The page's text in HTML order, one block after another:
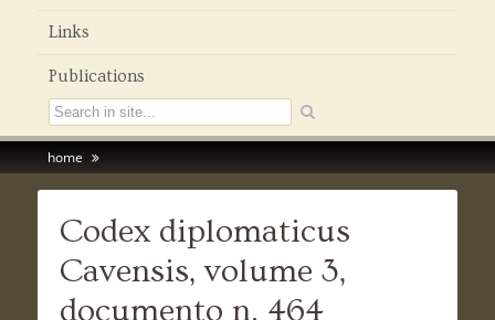
Links
Publications
home
Codex diplomaticus
Cavensis, volume 3,
documento n. 464